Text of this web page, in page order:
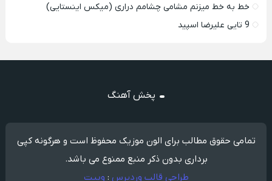
خط به خط میزنم مشامی چشامم دراری (میکس اینستایی)
9 تایی علیرضا اسپید
پخش آهنگ
تمامی حقوق مطالب برای الون موزیک محفوظ است و هرگونه کپی
برداری بدون ذکر منبع ممنوع می باشد.
طراحی قالب وردپرس : وبیت